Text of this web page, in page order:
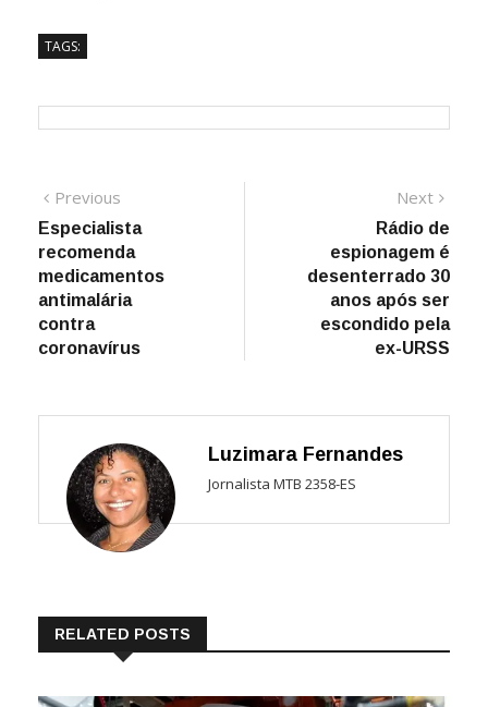
TAGS:
Navegação
de
Post
Previous
post:
Especialista
recomenda
medicamentos
antimalária
contra
coronavírus
Next
Rádio de
espionagem é
desenterrado 30
anos após ser
escondido pela
ex-URSS
Luzimara Fernandes
Jornalista MTB 2358-ES
RELATED POSTS